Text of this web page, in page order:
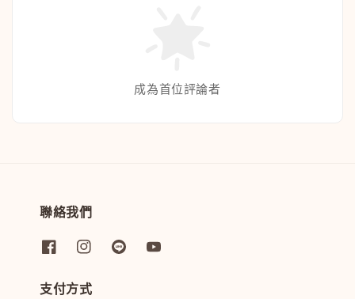
成為首位評論者
聯絡我們
支付方式